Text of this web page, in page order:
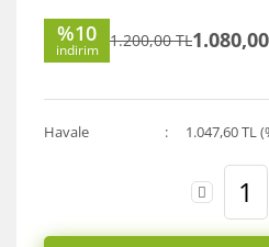
%10
indirim 1.200,00 TL
Havale 1.047,60 TL